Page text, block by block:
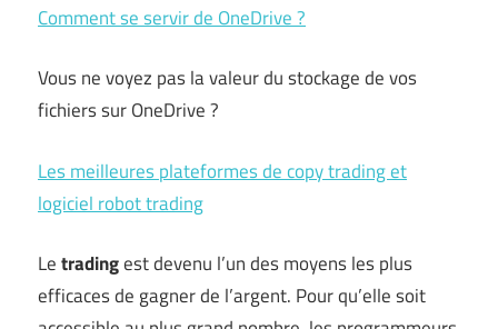
Comment se servir de OneDrive ?
Vous ne voyez pas la valeur du stockage de vos
fichiers sur OneDrive ?
Les meilleures plateformes de copy trading et
logiciel robot trading
Letradingest devenu l’un des moyens les plus
efficaces de gagner de l’argent. Pour qu’elle soit